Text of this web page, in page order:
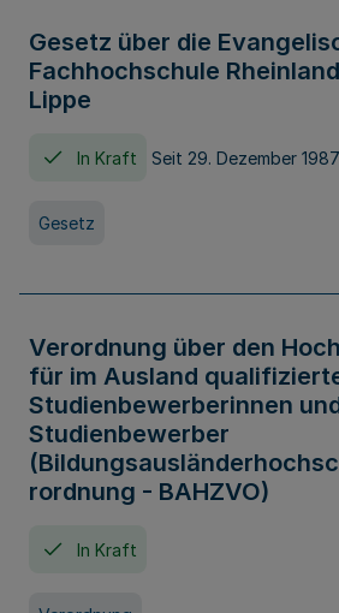
Gesetz über die
Fachhochschule
Lippe
In Kraft Seit 29. Dezember 1987
Gesetz
Verordnung über den
für im Ausland
Studienbewerberinnen
Studienbewerber
rordnung - BAHZVO)
In Kraft